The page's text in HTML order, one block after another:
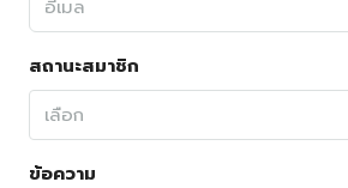
สถานะสมาชิก
เลือก
ข้อความ